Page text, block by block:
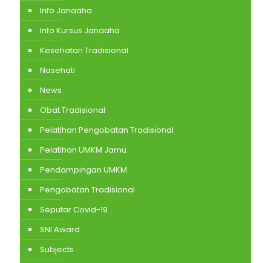
Info Janaaha
Info Kursus Janaaha
Kesehatan Tradisional
Nasehati
News
Obat Tradisional
Pelatihan Pengobatan Tradisional
Pelatihan UMKM Jamu
Pendampingan UMKM
Pengobatan Tradisional
Seputar Covid-19
SNI Award
Subjects